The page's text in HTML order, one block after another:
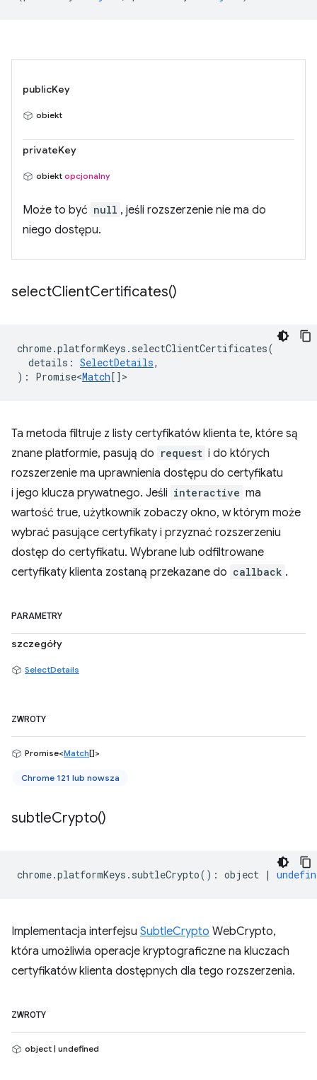
publicKey
obiekt
privateKey
obiekt opcjonalny
Może to być null , jeśli rozszerzenie nie ma do
niego dostępu.
selectClientCertificates()
chrome.platformKeys . selectClientCertificates(
details : SelectDetails,
) : Promise<Match[] >
Ta metoda filtruje z listy certyfikatów klienta te, które są
znane platformie, pasują do request i do których
rozszerzenie ma uprawnienia dostępu do certyfikatu
i jego klucza prywatnego. Jeśli interactive ma
wartość true, użytkownik zobaczy okno, w którym może
wybrać pasujące certyfikaty i przyznać rozszerzeniu
dostęp do certyfikatu. Wybrane lub odfiltrowane
certyfikaty klienta zostaną przekazane do callback .
PARAMETRY
szczegóły
SelectDetails
ZWROTY
Promise<Match[]>
Chrome 121 lub nowsza
subtleCrypto()
chrome.platformKeys . subtleCrypto() : object |
Implementacja interfejsu SubtleCrypto WebCrypto,
która umożliwia operacje kryptograficzne na kluczach
certyfikatów klienta dostępnych dla tego rozszerzenia.
ZWROTY
object | undefined